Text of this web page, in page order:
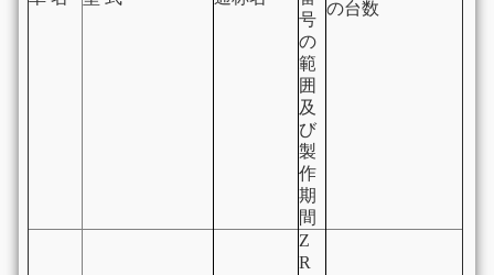
号
の
範
囲
及
び
製
作
期
間
の台数
Z
R